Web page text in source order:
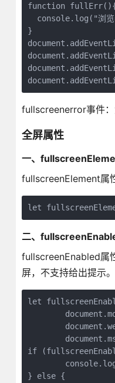
function
console.log("浏览
}
fullscreenerror事件：
全屏属性
一、
fullscreenElement属
let
二、
fullscreenEnabled属
屏，不支持给出提示。
let
if
} else {